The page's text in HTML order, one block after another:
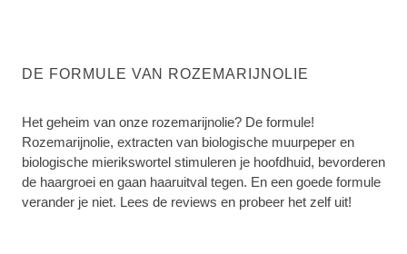
DE FORMULE VAN ROZEMARIJNOLIE
Het geheim van onze rozemarijnolie? De formule!
Rozemarijnolie, extracten van biologische muurpeper en
biologische mierikswortel stimuleren je hoofdhuid, bevorderen
de haargroei en gaan haaruitval tegen. En een goede formule
verander je niet. Lees de reviews en probeer het zelf uit!